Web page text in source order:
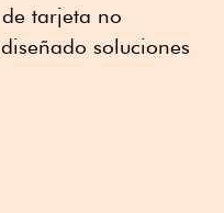
tarjeta no
soluciones